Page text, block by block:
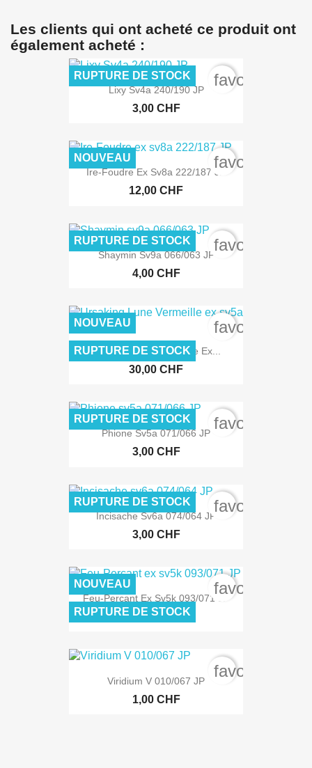
Les clients qui ont acheté ce produit ont
également acheté :
Lixy Sv4a 240/190 JP
3,00 CHF
RUPTURE DE STOCK
Ire-Foudre Ex Sv8a 222/187 JP
12,00 CHF
NOUVEAU
Shaymin Sv9a 066/063 JP
4,00 CHF
RUPTURE DE STOCK
Ursaking Lune Vermeille Ex...
30,00 CHF
NOUVEAU
RUPTURE DE STOCK
Phione Sv5a 071/066 JP
3,00 CHF
RUPTURE DE STOCK
Incisache Sv6a 074/064 JP
3,00 CHF
RUPTURE DE STOCK
Feu-Perçant Ex Sv5k 093/071 JP
30,00 CHF
NOUVEAU
RUPTURE DE STOCK
Viridium V 010/067 JP
1,00 CHF